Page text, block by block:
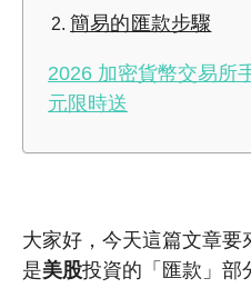
簡易的匯款步驟
2026 加密貨幣交易所
元限時送
大家好，今天這篇文章要
是美股投資的「匯款」部